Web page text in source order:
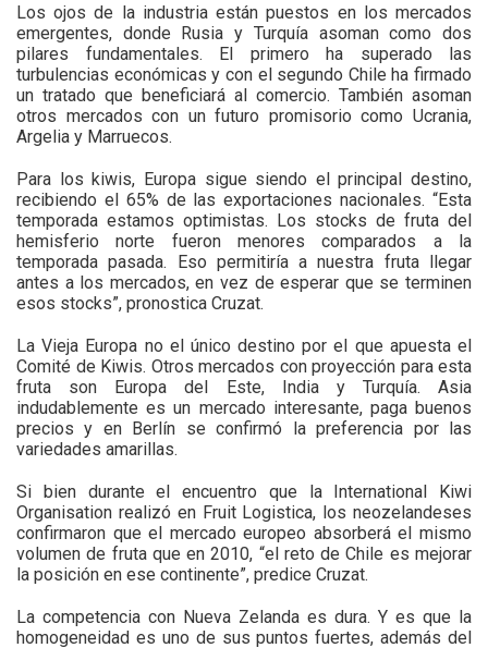
Los ojos de la industria están puestos en los mercados
emergentes, donde Rusia y Turquía asoman como dos
pilares fundamentales. El primero ha superado las
turbulencias económicas y con el segundo Chile ha firmado
un tratado que beneficiará al comercio. También asoman
otros mercados con un futuro promisorio como Ucrania,
Argelia y Marruecos.
Para los kiwis, Europa sigue siendo el principal destino,
recibiendo el 65% de las exportaciones nacionales. “Esta
temporada estamos optimistas. Los stocks de fruta del
hemisferio norte fueron menores comparados a la
temporada pasada. Eso permitiría a nuestra fruta llegar
antes a los mercados, en vez de esperar que se terminen
esos stocks”, pronostica Cruzat.
La Vieja Europa no el único destino por el que apuesta el
Comité de Kiwis. Otros mercados con proyección para esta
fruta son Europa del Este, India y Turquía. Asia
indudablemente es un mercado interesante, paga buenos
precios y en Berlín se confirmó la preferencia por las
variedades amarillas.
Si bien durante el encuentro que la International Kiwi
Organisation realizó en Fruit Logistica, los neozelandeses
confirmaron que el mercado europeo absorberá el mismo
volumen de fruta que en 2010, “el reto de Chile es mejorar
la posición en ese continente”, predice Cruzat.
La competencia con Nueva Zelanda es dura. Y es que la
homogeneidad es uno de sus puntos fuertes, además del